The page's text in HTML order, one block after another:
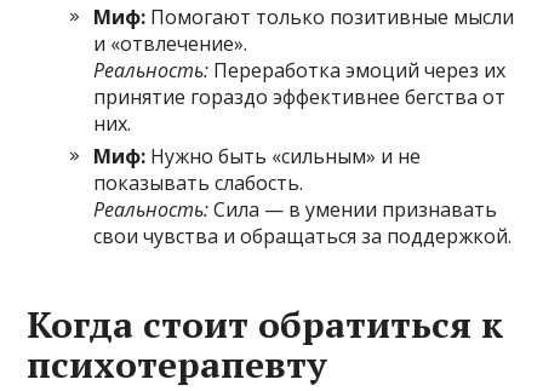
Миф: Помогают только позитивные мысли
и «отвлечение».
Реальность: Переработка эмоций через их
принятие гораздо эффективнее бегства от
них.
Миф: Нужно быть «сильным» и не
показывать слабость.
Реальность:Сила — в умении признавать
свои чувства и обращаться за поддержкой.
Когда стоит обратиться к
психотерапевту